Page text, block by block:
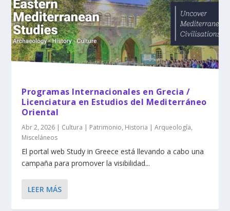
Programas Internacionales en Grecia /
Licenciatura en Estudios del Mediterráneo
Oriental
Abr 2, 2026 Cultura | Patrimonio, Historia | Arqueología,
Misceláneos
El portal web Study in Greece está llevando a cabo una
campaña para promover la visibilidad...
LEER MÁS